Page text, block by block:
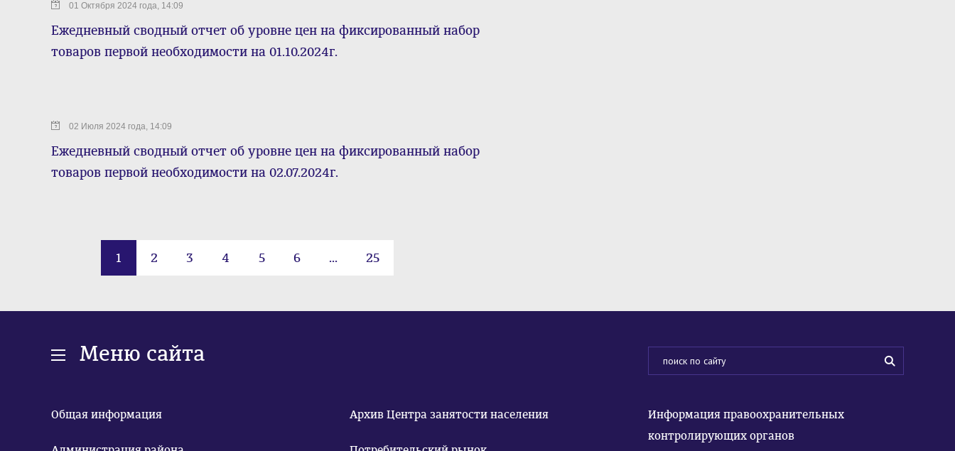
01 Октября 2024 года, 14:09
Ежедневный сводный отчет об уровне цен на фиксированный набор
товаров первой необходимости на 01.10.2024г.
02 Июля 2024 года, 14:09
Ежедневный сводный отчет об уровне цен на фиксированный набор
товаров первой необходимости на 02.07.2024г.
1 2 3 4 5 6 ... 25
Меню сайта
Общая информация Архив Центра занятости населения
Информация правоохранительных
контролирующих органов